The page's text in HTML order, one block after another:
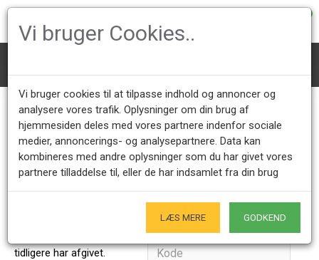
Login på konto
Ny kunde
Ved at oprette en konto
vil du kunne handle
tidligere har afgivet.
Eksisterende kunde
E-mail adresse
Vi bruger Cookies..
Vi bruger cookies til at tilpasse indhold og annoncer og
analysere vores trafik. Oplysninger om din brug af
hjemmesiden deles med vores partnere indenfor sociale
medier, annoncerings- og analysepartnere. Data kan
kombineres med andre oplysninger som du har givet vores
partnere tilladdelse til, eller de har indsamlet fra din brug
LÆS MERE GODKEND